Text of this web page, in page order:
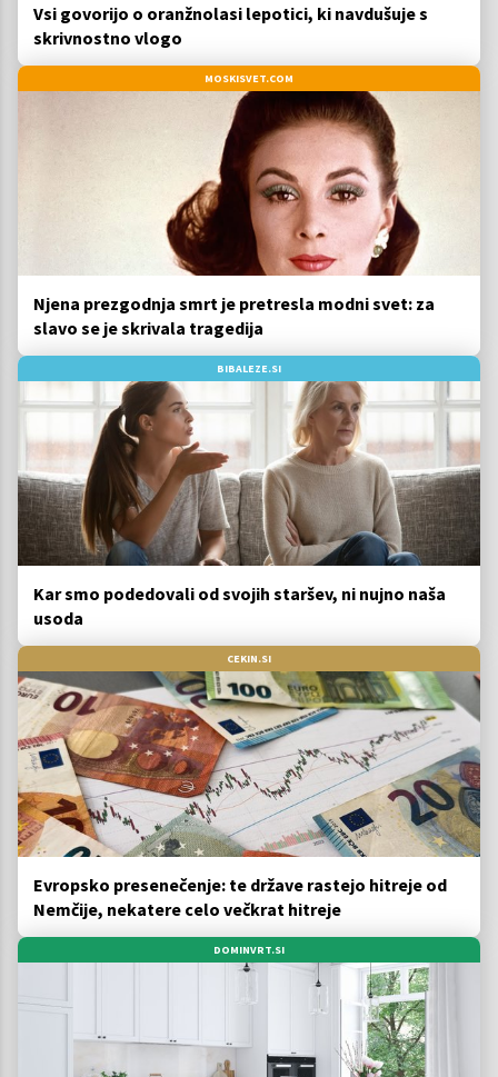
Vsi govorijo o oranžnolasi lepotici, ki navdušuje s
skrivnostno vlogo
MOSKISVET.COM
Njena prezgodnja smrt je pretresla modni svet: za
slavo se je skrivala tragedija
BIBALEZE.SI
Kar smo podedovali od svojih staršev, ni nujno naša
usoda
CEKIN.SI
Evropsko presenečenje: te države rastejo hitreje od
Nemčije, nekatere celo večkrat hitreje
DOMINVRT.SI